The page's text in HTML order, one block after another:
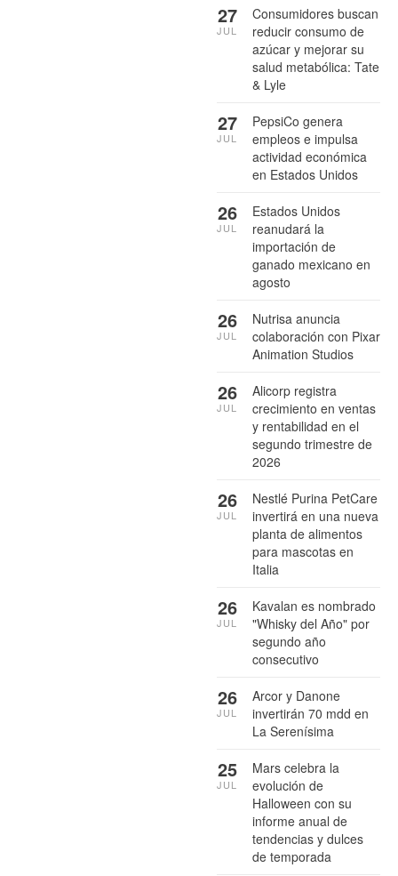
Consumidores buscan
reducir consumo de
azúcar y mejorar su
salud metabólica: Tate
& Lyle
27
JUL
PepsiCo genera
empleos e impulsa
actividad económica
en Estados Unidos
27
JUL
Estados Unidos
reanudará la
importación de
ganado mexicano en
agosto
26
JUL
Nutrisa anuncia
colaboración con Pixar
Animation Studios
26
JUL
Alicorp registra
crecimiento en ventas
y rentabilidad en el
segundo trimestre de
2026
26
JUL
Nestlé Purina PetCare
invertirá en una nueva
planta de alimentos
para mascotas en
Italia
26
JUL
Kavalan es nombrado
"Whisky del Año" por
segundo año
consecutivo
26
JUL
Arcor y Danone
invertirán 70 mdd en
La Serenísima
26
JUL
Mars celebra la
evolución de
Halloween con su
informe anual de
tendencias y dulces
de temporada
25
JUL